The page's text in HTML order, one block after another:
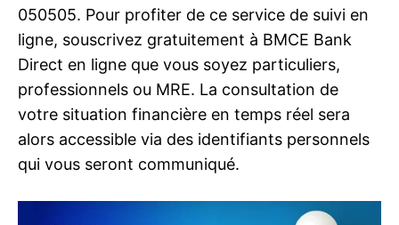
050505. Pour profiter de ce service de suivi en
ligne, souscrivez gratuitement à BMCE Bank
Direct en ligne que vous soyez particuliers,
professionnels ou MRE. La consultation de
votre situation financière en temps réel sera
alors accessible via des identifiants personnels
qui vous seront communiqué.